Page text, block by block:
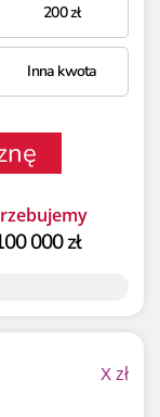
200zł
Inna kwota
000 zł
Xzł